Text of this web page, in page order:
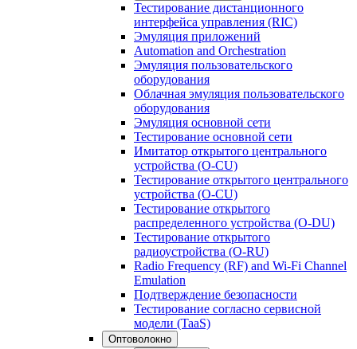
Тестирование дистанционного
интерфейса управления (RIC)
Эмуляция приложений
Automation and Orchestration
Эмуляция пользовательского
оборудования
Облачная эмуляция пользовательского
оборудования
Эмуляция основной сети
Тестирование основной сети
Имитатор открытого центрального
устройства (O-CU)
Тестирование открытого центрального
устройства (O-CU)
Тестирование открытого
распределенного устройства (O-DU)
Тестирование открытого
радиоустройства (O-RU)
Radio Frequency (RF) and Wi-Fi Channel
Emulation
Подтверждение безопасности
Тестирование согласно сервисной
модели (TaaS)
Оптоволокно